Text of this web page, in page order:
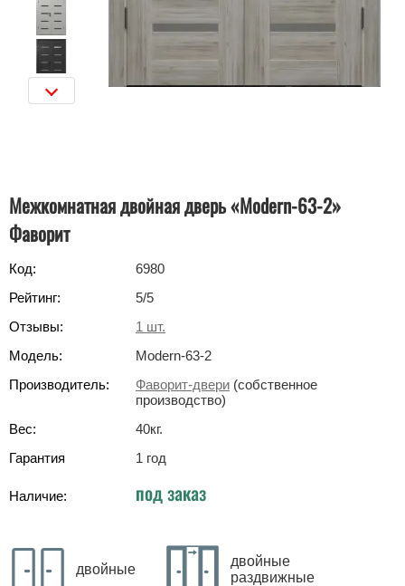
Межкомнатная двойная дверь «Modern-63-2»
Фаворит
Код:
6980
Рейтинг:
5/5
Отзывы:
1 шт.
Модель:
Modern-63-2
Производитель:
Фаворит-двери (собственное
производство)
Вес:
40кг.
Гарантия
1 год
Наличие: под заказ
двойные
двойные
раздвижные